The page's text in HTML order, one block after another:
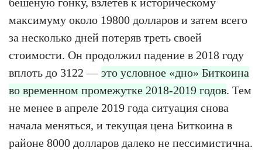
максимуму около 19800 долларов и затем всего
за несколько дней потеряв треть своей
стоимости. Он продолжил падение в 2018 году
вплоть до 3122 — это условное «дно» Биткоина
во временном промежутке 2018-2019 годов. Тем
не менее в апреле 2019 года ситуация снова
начала меняться, и текущая цена Биткоина в
районе 8000 долларов далеко не пессимистична.